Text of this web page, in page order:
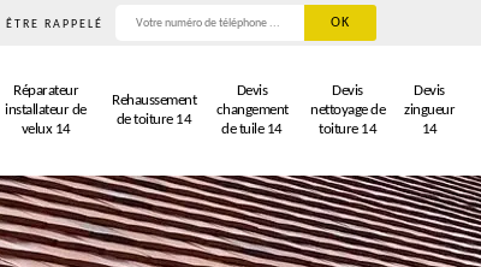
ÊTRE RAPPELÉ
Réparateur
installateur de
velux 14
Rehaussement
de toiture 14
Devis
changement
de tuile 14
Devis
nettoyage de
toiture 14
Devis
zingueur
14